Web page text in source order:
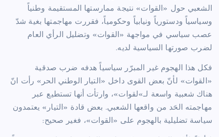
الشعبي حول «القوات» نتيجة ممارستها المستقيمة وطنياً
وسياسياً ودستورياً ونيابياً وحكومياً، فقررت مهاجمتها بغية شدّ
عصب سياسي في مواجهة «القوات» وتضليل الرأي العام
لضرب صورتها السياسية لديه.
فكل هذا الهجوم غير المبرّر سياسياً هدفه ضرب صدقية
«القوات» لأنّ بعض القوى داخل «التيار الوطني الحر» رأت انّ
هناك شعبية واسعة لـ»لقوات»، وارتأت أنها تستطيع عبر
مهاجمته الحَد من واقعها الشعبي. بعض قادة «التيار» يعتمدون
سياسة تضليلية بالهجوم على «القوات»، فغير صحيح: